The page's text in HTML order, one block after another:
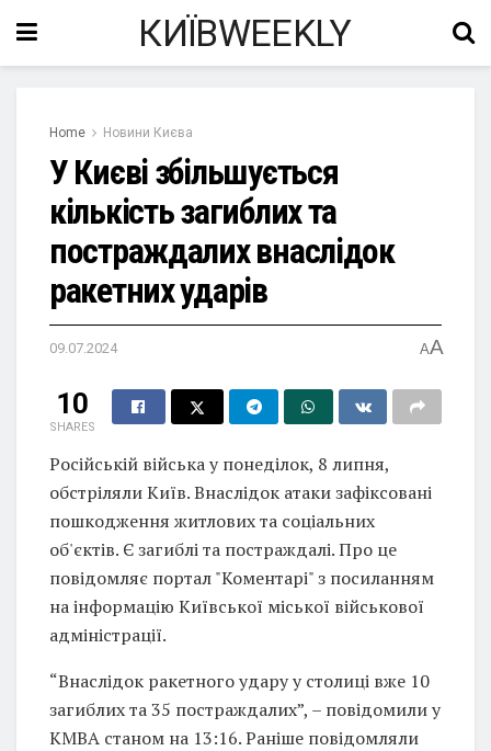
КИЇВWEEKLY
Home Новини Києва
У Києві збільшується
кількість загиблих та
постраждалих внаслідок
ракетних ударів
09.07.2024 AA
10
SHARES
Російській війська у понеділок, 8 липня,
обстріляли Київ. Внаслідок атаки зафіксовані
пошкодження житлових та соціальних
об'єктів. Є загиблі та постраждалі. Про це
повідомляє портал "Коментарі" з посиланням
на інформацію Київської міської військової
адміністрації.
“Внаслідок ракетного удару у столиці вже 10
загиблих та 35 постраждалих”, – повідомили у
КМВА станом на 13:16. Раніше повідомляли